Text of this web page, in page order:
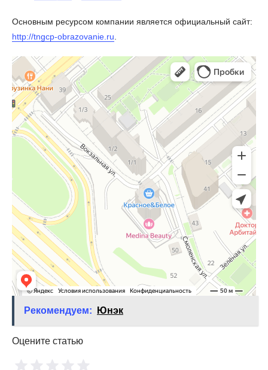
Основным ресурсом компании является официальный сайт:
http://tngcp-obrazovanie.ru
Рекомендуем: Юнэк
Оцените статью